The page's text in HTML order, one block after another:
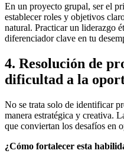
En un proyecto grupal, ser el
establecer roles y objetivos
natural. Practicar un liderazgo
diferenciador clave en tu
4. Resolución de
dificultad a la
No se trata solo de identificar
manera estratégica y creativa.
que conviertan los desafíos en
¿Cómo fortalecer esta